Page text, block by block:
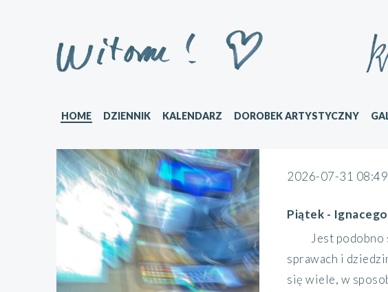
HOME DZIENNIK KALENDARZ DOROBEK ARTYSTYCZNY
2026-07-31 08:49
Piątek -
Jest
sprawach i
się wiele, w